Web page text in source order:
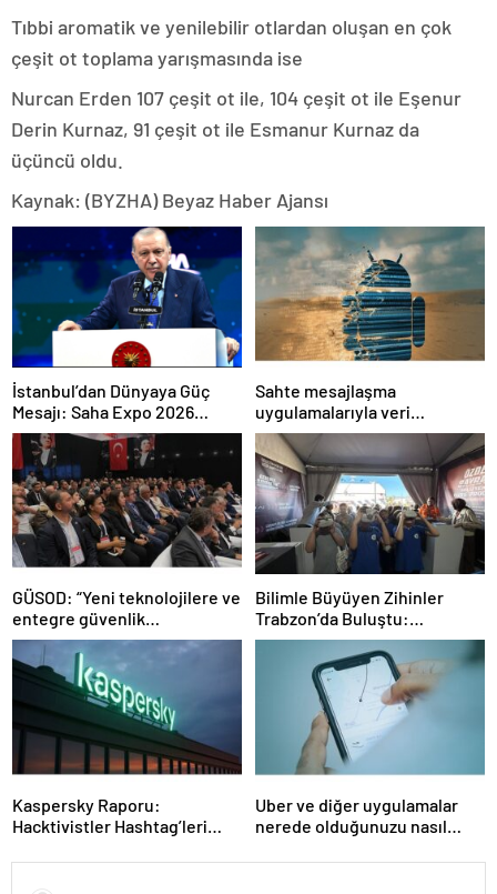
Tıbbi aromatik ve yenilebilir otlardan oluşan en çok
çeşit ot toplama yarışmasında ise
Nurcan Erden 107 çeşit ot ile, 104 çeşit ot ile Eşenur
Derin Kurnaz, 91 çeşit ot ile Esmanur Kurnaz da
üçüncü oldu.
Kaynak: (BYZHA) Beyaz Haber Ajansı
İstanbul’dan Dünyaya Güç
Mesajı: Saha Expo 2026
Rekorlarla Kapılarını Kapattı
Sahte mesajlaşma
uygulamalarıyla veri
sızdırıyorlar- Haber Şafak
GÜSOD: “Yeni teknolojilere ve
entegre güvenlik
sistemlerine önem artacak”-
Haber Şafak
Bilimle Büyüyen Zihinler
Trabzon’da Buluştu:
STEAMFEST’te Bilim Rüzgârı
Esti!- Haber Şafak
Kaspersky Raporu:
Hacktivistler Hashtag’leri
Kullanıyor, 2025’te
Saldırılarda DDoS Öne
Uber ve diğer uygulamalar
nerede olduğunuzu nasıl